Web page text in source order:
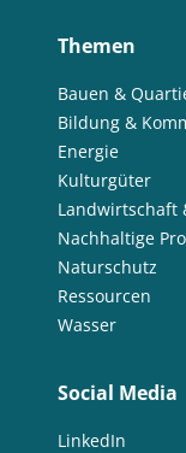
Themen
Bauen &
Bildung &
Energie
Kulturgüter
Landwirtschaft
Nachhaltige
Naturschutz
Ressourcen
Wasser
Social Media
LinkedIn